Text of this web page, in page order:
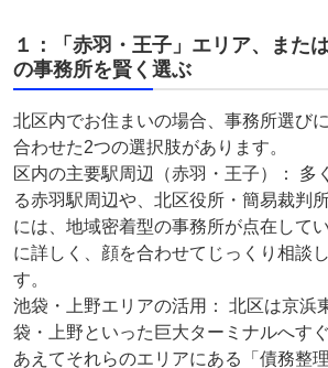
１：「赤羽・王子」エリア、また
の事務所を賢く選ぶ
北区内でお住まいの場合、事務所選び
合わせた2つの選択肢があります。
区内の主要駅周辺（赤羽・王子）： 多
る赤羽駅周辺や、北区役所・簡易裁判
には、地域密着型の事務所が点在して
に詳しく、顔を合わせてじっくり相談
す。
池袋・上野エリアの活用： 北区は京浜
袋・上野といった巨大ターミナルへす
あえてそれらのエリアにある「債務整